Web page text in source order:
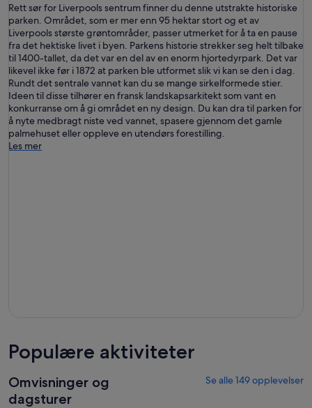
Rett sør for Liverpools sentrum finner du denne utstrakte historiske
parken. Området, som er mer enn 95 hektar stort og et av
Liverpools største grøntområder, passer utmerket for å ta en pause
fra det hektiske livet i byen. Parkens historie strekker seg helt tilbake
til 1400-tallet, da det var en del av en enorm hjortedyrpark. Det var
likevel ikke før i 1872 at parken ble utformet slik vi kan se den i dag.
Rundt det sentrale vannet kan du se mange sirkelformede stier.
Ideen til disse tilhører en fransk landskapsarkitekt som vant en
konkurranse om å gi området en ny design. Du kan dra til parken for
å nyte medbragt niste ved vannet, spasere gjennom det gamle
palmehuset eller oppleve en utendørs forestilling.
Les mer
Populære aktiviteter
Omvisninger og
dagsturer
Se alle 149 opplevelser